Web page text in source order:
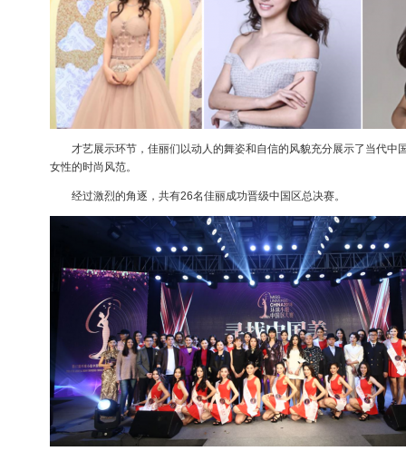
才艺展示环节，佳丽们以动人的舞姿和自信的风貌充分展示了当代中
女性的时尚风范。
经过激烈的角逐，共有26名佳丽成功晋级中国区总决赛。